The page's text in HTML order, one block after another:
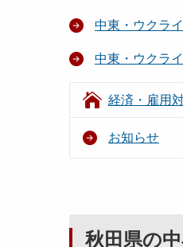
中東・ウクラ
中東・ウクラ
経済・雇用
お知らせ
秋田県の